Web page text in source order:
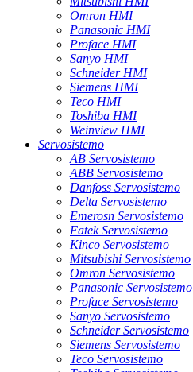
Omron HMI
Panasonic HMI
Proface HMI
Sanyo HMI
Schneider HMI
Siemens HMI
Teco HMI
Toshiba HMI
Weinview HMI
Servosistemo
AB Servosistemo
ABB Servosistemo
Danfoss Servosistemo
Delta Servosistemo
Emerosn Servosistemo
Fatek Servosistemo
Kinco Servosistemo
Mitsubishi Servosistemo
Omron Servosistemo
Panasonic Servosistemo
Proface Servosistemo
Sanyo Servosistemo
Schneider Servosistemo
Siemens Servosistemo
Teco Servosistemo